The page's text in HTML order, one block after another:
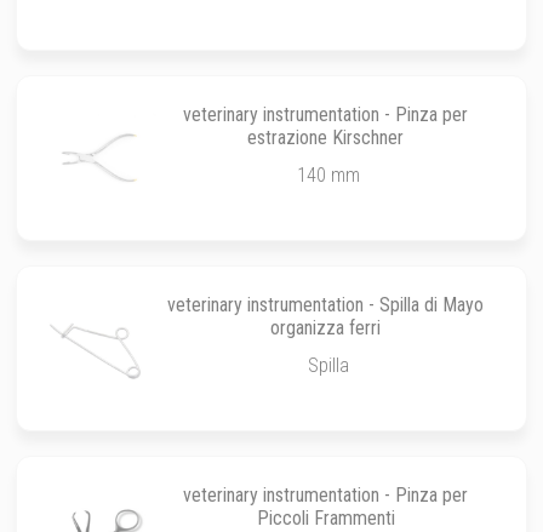
veterinary instrumentation - Pinza per
estrazione Kirschner
140 mm
veterinary instrumentation - Spilla di Mayo
organizza ferri
Spilla
veterinary instrumentation - Pinza per
Piccoli Frammenti